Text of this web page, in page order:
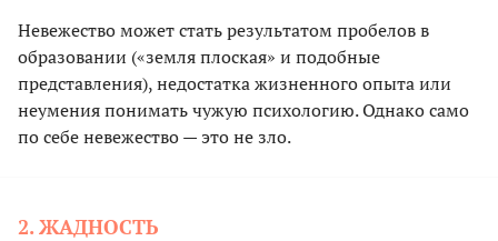
Невежество может стать результатом пробелов в
образовании («земля плоская» и подобные
представления), недостатка жизненного опыта или
неумения понимать чужую психологию. Однако само
по себе невежество — это не зло.
2. ЖАДНОСТЬ